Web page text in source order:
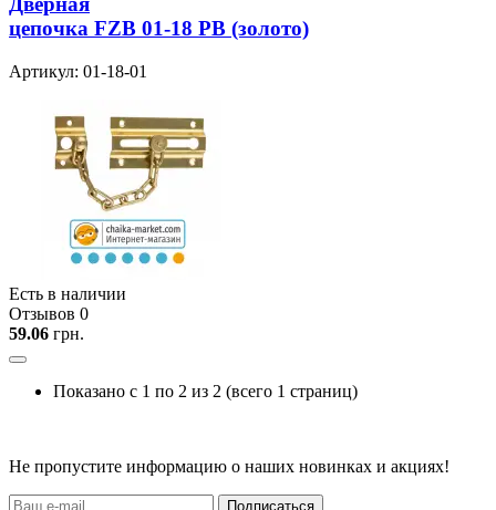
цепочка FZB 01-18 PB (золото)
Артикул: 01-18-01
Есть в наличии
Отзывов 0
59.06 грн.
Показано с 1 по 2 из 2 (всего 1 страниц)
Не пропустите информацию о наших новинках и акциях!
Подписаться